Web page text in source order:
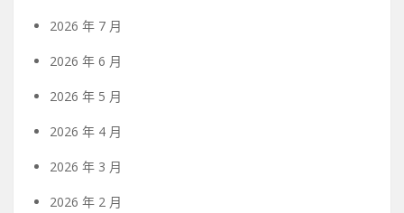
2026 年 7 月
2026 年 6 月
2026 年 5 月
2026 年 4 月
2026 年 3 月
2026 年 2 月